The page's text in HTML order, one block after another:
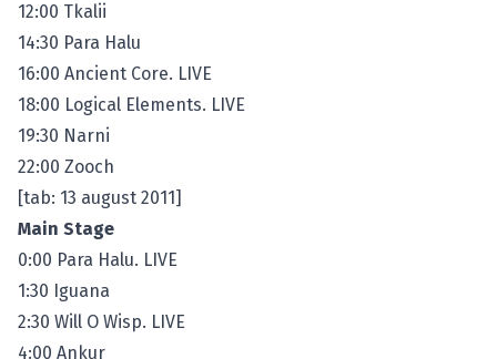
12:00 Tkalii
14:30 Para Halu
16:00 Ancient Core. LIVE
18:00 Logical Elements. LIVE
19:30 Narni
22:00 Zooch
[tab: 13 august 2011]
Main Stage
0:00 Para Halu. LIVE
1:30 Iguana
2:30 Will O Wisp. LIVE
4:00 Ankur